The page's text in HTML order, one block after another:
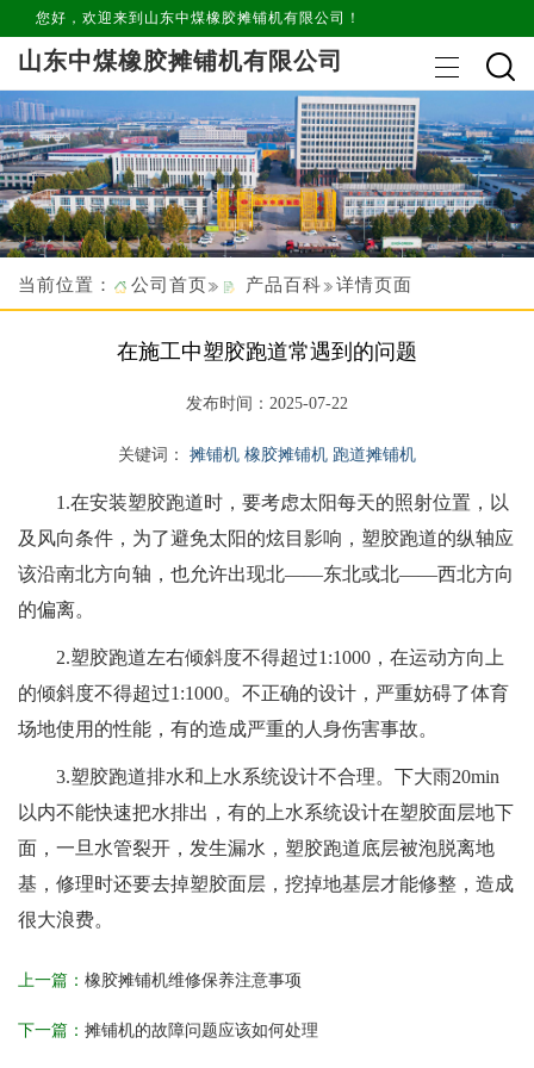
您好，欢迎来到山东中煤橡胶摊铺机有限公司！
山东中煤橡胶摊铺机有限公司
当前位置： 公司首页 产品百科 详情页面
在施工中塑胶跑道常遇到的问题
发布时间：2025-07-22
关键词： 摊铺机 橡胶摊铺机 跑道摊铺机
1.在安装塑胶跑道时，要考虑太阳每天的照射位置，以
及风向条件，为了避免太阳的炫目影响，塑胶跑道的纵轴应
该沿南北方向轴，也允许出现北——东北或北——西北方向
的偏离。
2.塑胶跑道左右倾斜度不得超过1:1000，在运动方向上
的倾斜度不得超过1:1000。不正确的设计，严重妨碍了体育
场地使用的性能，有的造成严重的人身伤害事故。
3.塑胶跑道排水和上水系统设计不合理。下大雨20min
以内不能快速把水排出，有的上水系统设计在塑胶面层地下
面，一旦水管裂开，发生漏水，塑胶跑道底层被泡脱离地
基，修理时还要去掉塑胶面层，挖掉地基层才能修整，造成
很大浪费。
上一篇： 橡胶摊铺机维修保养注意事项
下一篇： 摊铺机的故障问题应该如何处理